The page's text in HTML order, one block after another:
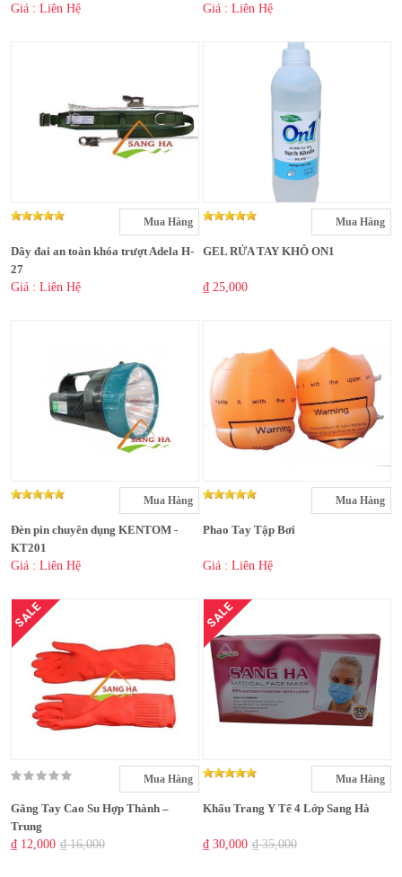
Giá : Liên Hệ Giá : Liên Hệ
Mua Hàng
Dây đai an toàn khóa trượt Adela H-
27
Giá : Liên Hệ
Mua Hàng
GEL RỬA TAY KHÔ ON1
₫ 25,000
Mua Hàng
Đèn pin chuyên dụng KENTOM -
KT201
Giá : Liên Hệ
Mua Hàng
Phao Tay Tập Bơi
Giá : Liên Hệ
SALE
Mua Hàng
Găng Tay Cao Su Hợp Thành –
Trung
₫ 12,000 ₫ 16,000
SALE
Mua Hàng
Khẩu Trang Y Tế 4 Lớp Sang Hà
₫ 30,000 ₫ 35,000